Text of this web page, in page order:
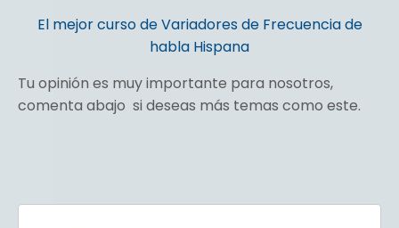
El mejor curso de Variadores de Frecuencia de
habla Hispana
Tu opinión es muy importante para nosotros,
comenta abajo si deseas más temas como este.